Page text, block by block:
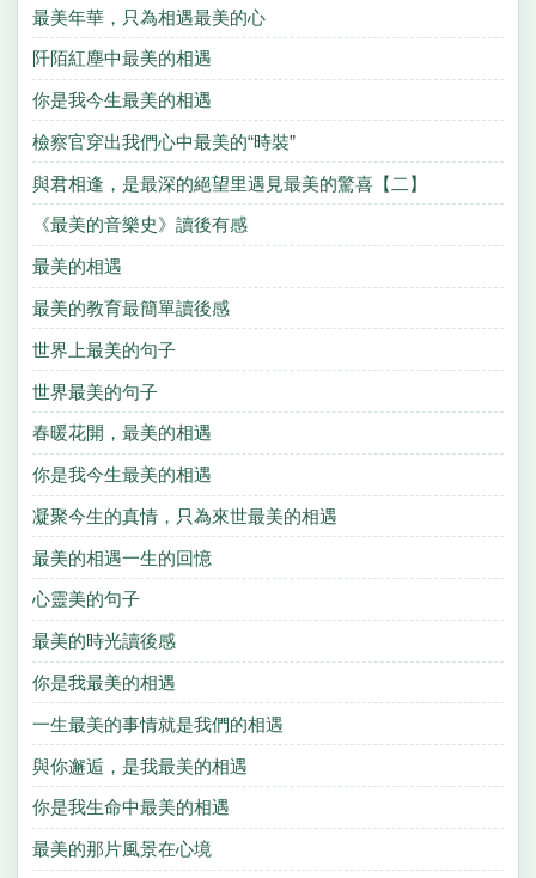
最美年華，只為相遇最美的心
阡陌紅塵中最美的相遇
你是我今生最美的相遇
檢察官穿出我們心中最美的“時裝”
與君相逢，是最深的絕望里遇見最美的驚喜【二】
《最美的音樂史》讀後有感
最美的相遇
最美的教育最簡單讀後感
世界上最美的句子
世界最美的句子
春暖花開，最美的相遇
你是我今生最美的相遇
凝聚今生的真情，只為來世最美的相遇
最美的相遇一生的回憶
心靈美的句子
最美的時光讀後感
你是我最美的相遇
一生最美的事情就是我們的相遇
與你邂逅，是我最美的相遇
你是我生命中最美的相遇
最美的那片風景在心境